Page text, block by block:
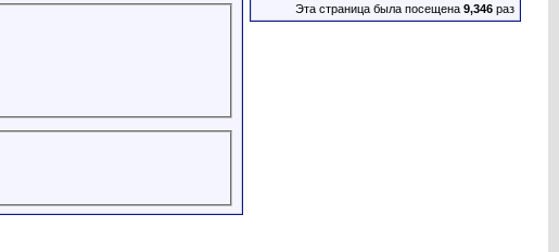
Эта страница была посещена 9,346 раз